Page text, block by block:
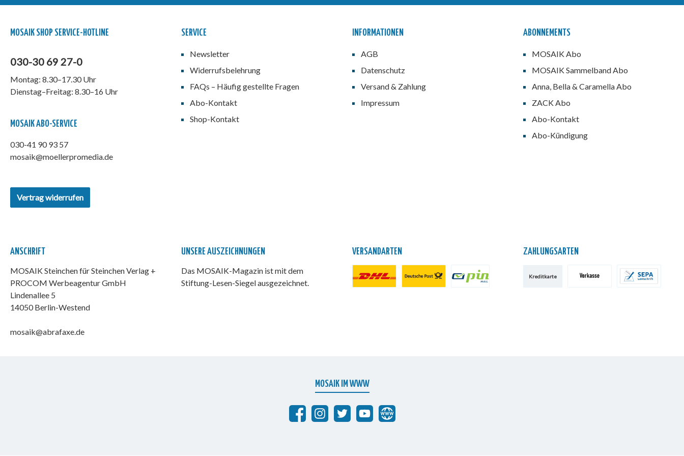
MOSAIK SHOP SERVICE-HOTLINE
030-30 69 27-0
Montag: 8.30–17.30 Uhr
Dienstag–Freitag: 8.30–16 Uhr
MOSAIK ABO-SERVICE
030-41 90 93 57
mosaik@moellerpromedia.de
Vertrag widerrufen
SERVICE
Newsletter
Widerrufsbelehrung
FAQs – Häufig gestellte Fragen
Abo-Kontakt
Shop-Kontakt
INFORMATIONEN
AGB
Datenschutz
Versand & Zahlung
Impressum
ABONNEMENTS
MOSAIK Abo
MOSAIK Sammelband Abo
Anna, Bella & Caramella Abo
ZACK Abo
Abo-Kontakt
Abo-Kündigung
ANSCHRIFT
MOSAIK Steinchen für Steinchen Verlag +
PROCOM Werbeagentur GmbH
Lindenallee 5
14050 Berlin-Westend
mosaik@abrafaxe.de
UNSERE AUSZEICHNUNGEN
Das MOSAIK-Magazin ist mit dem
Stiftung-Lesen-Siegel ausgezeichnet.
VERSANDARTEN ZAHLUNGSARTEN
Kreditkarte
MOSAIK IM WWW
Abrafaxe auf Facebook
MOSAIK auf Instagram
MOSAIK auf Twitter
MOSAIK auf YouTube
abrafaxe.com